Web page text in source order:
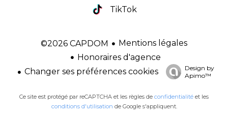
TikTok
©2026 CAPDOM
Mentions légales
Honoraires d'agence
Changer ses préférences cookies
Design by
Apimo™
Ce site est protégé par reCAPTCHA et les règles de confidentialité et les
conditions d'utilisation de Google s'appliquent.